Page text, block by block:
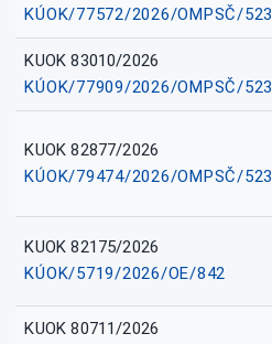
KÚOK/77572/2026/OMPSČ/523
KUOK 83010/2026
KÚOK/77909/2026/OMPSČ/523
KUOK 82877/2026
KÚOK/79474/2026/OMPSČ/523
KUOK 82175/2026
KÚOK/5719/2026/OE/842
KUOK 80711/2026